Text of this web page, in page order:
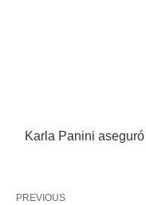
Karla Panini
PREVIOUS